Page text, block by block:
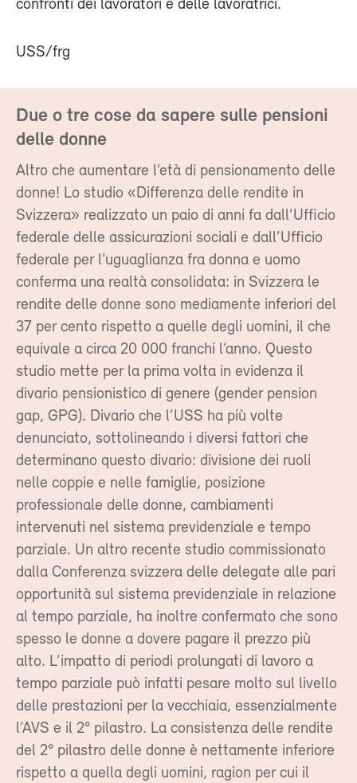
confronti dei lavoratori e delle lavoratrici.
USS/frg
Due o tre cose da sapere sulle pensioni
delle donne
Altro che aumentare l’età di pensionamento delle
donne! Lo studio «Differenza delle rendite in
Svizzera» realizzato un paio di anni fa dall’Ufficio
federale delle assicurazioni sociali e dall’Ufficio
federale per l’uguaglianza fra donna e uomo
conferma una realtà consolidata: in Svizzera le
rendite delle donne sono mediamente inferiori del
37 per cento rispetto a quelle degli uomini, il che
equivale a circa 20 000 franchi l’anno. Questo
studio mette per la prima volta in evidenza il
divario pensionistico di genere (gender pension
gap, GPG). Divario che l’USS ha più volte
denunciato, sottolineando i diversi fattori che
determinano questo divario: divisione dei ruoli
nelle coppie e nelle famiglie, posizione
professionale delle donne, cambiamenti
intervenuti nel sistema previdenziale e tempo
parziale. Un altro recente studio commissionato
dalla Conferenza svizzera delle delegate alle pari
opportunità sul sistema previdenziale in relazione
al tempo parziale, ha inoltre confermato che sono
spesso le donne a dovere pagare il prezzo più
alto. L’impatto di periodi prolungati di lavoro a
tempo parziale può infatti pesare molto sul livello
delle prestazioni per la vecchiaia, essenzialmente
l’AVS e il 2° pilastro. La consistenza delle rendite
del 2° pilastro delle donne è nettamente inferiore
rispetto a quella degli uomini, ragion per cui il